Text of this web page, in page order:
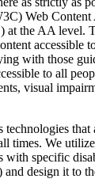
Web
the AA level.
accessible
with those
to all
visual
that
times. We
with specific
design it to